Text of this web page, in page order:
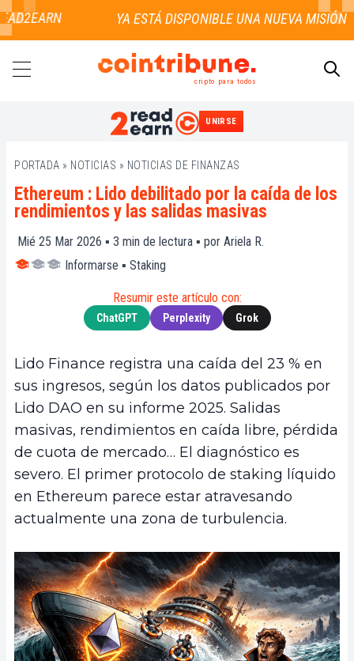
cripto para todos
UNIRSE
PORTADA » NOTICIAS » NOTICIAS DE FINANZAS
Ethereum : Lido debilitado por la caída de los
rendimientos y las salidas masivas
Mié 25 Mar 2026 ▪ 3 min de lectura ▪ por Ariela R.
Informarse ▪ Staking
Resumir este artículo con:
ChatGPT Perplexity Grok
Lido Finance registra una caída del 23 % en
sus ingresos, según los datos publicados por
Lido DAO en su informe 2025. Salidas
masivas, rendimientos en caída libre, pérdida
de cuota de mercado… El diagnóstico es
severo. El primer protocolo de staking líquido
en Ethereum parece estar atravesando
actualmente una zona de turbulencia.